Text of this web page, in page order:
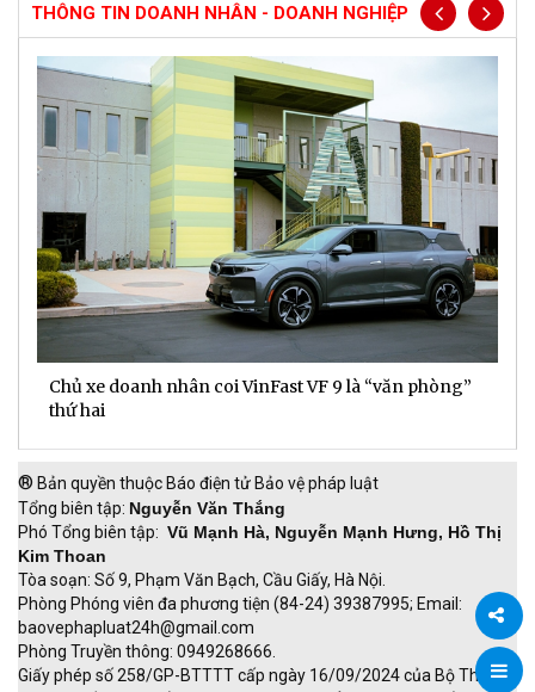
Chia
THÔNG TIN DOANH NHÂN - DOANH NGHIỆP
Chủ xe doanh nhân coi VinFast VF 9 là “văn phòng”
thứ hai
® Bản quyền thuộc Báo điện tử Bảo vệ pháp luật
Tổng biên tập: Nguyễn Văn Thắng
Phó Tổng biên tập: Vũ Mạnh Hà, Nguyễn Mạnh Hưng, Hồ Thị
Kim Thoan
Tòa soạn: Số 9, Phạm Văn Bạch, Cầu Giấy, Hà Nội.
Phòng Phóng viên đa phương tiện (84-24) 39387995; Email:
baovephapluat24h@gmail.com
Phòng Truyền thông: 0949268666.
Giấy phép số 258/GP-BTTTT cấp ngày 16/09/2024 của Bộ Thông